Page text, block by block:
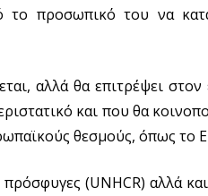
προσωπικό του να
αλλά θα επιτρέψει
και που θα
θεσμούς, όπως το
(UNHCR) αλλά